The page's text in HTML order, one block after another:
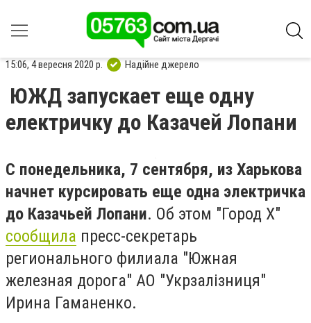
15:06, 4 вересня 2020 р. Надійне джерело
ЮЖД запускает еще одну
електричку до Казачей Лопани
С понедельника, 7 сентября, из Харькова
начнет курсировать еще одна электричка
до Казачьей Лопани. Об этом "Город Х"
сообщила пресс-секретарь
регионального филиала "Южная
железная дорога" АО "Укрзалізниця"
Ирина Гаманенко.